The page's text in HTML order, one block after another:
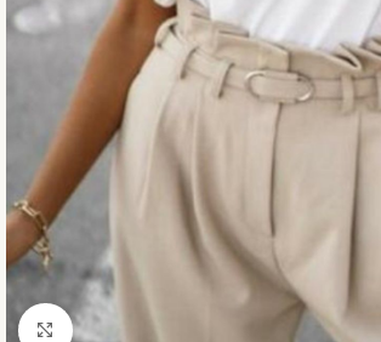
Click to enlarge